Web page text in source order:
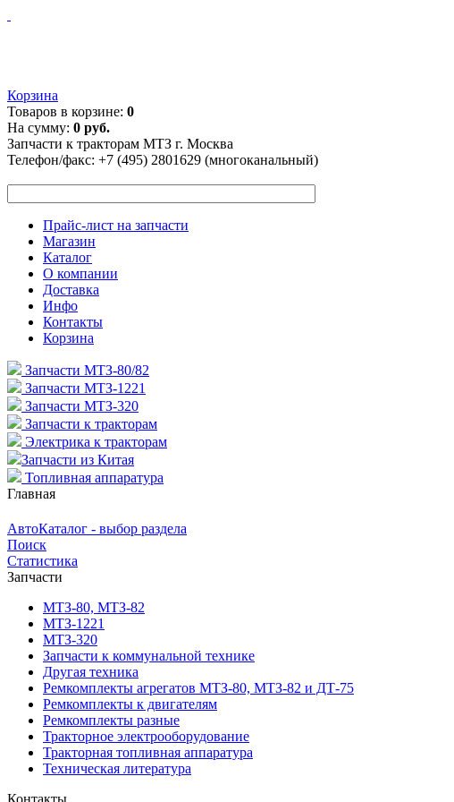
Корзина
Товаров в корзине: 0
На сумму: 0 руб.
Запчасти к тракторам МТЗ г. Москва
Телефон/факс: +7 (495) 2801629 (многоканальный)
Прайс-лист на запчасти
Магазин
Каталог
О компании
Доставка
Инфо
Контакты
Корзина
Запчасти МТЗ-80/82
Запчасти МТЗ-1221
Запчасти МТЗ-320
Запчасти к тракторам
Электрика к тракторам
Запчасти из Китая
Топливная аппаратура
Главная
АвтоКаталог - выбор раздела
Поиск
Статистика
Запчасти
МТЗ-80, МТЗ-82
МТЗ-1221
МТЗ-320
Запчасти к коммунальной технике
Другая техника
Ремкомплекты агрегатов МТЗ-80, МТЗ-82 и ДТ-75
Ремкомплекты к двигателям
Ремкомплекты разные
Тракторное электрооборудование
Тракторная топливная аппаратура
Техническая литература